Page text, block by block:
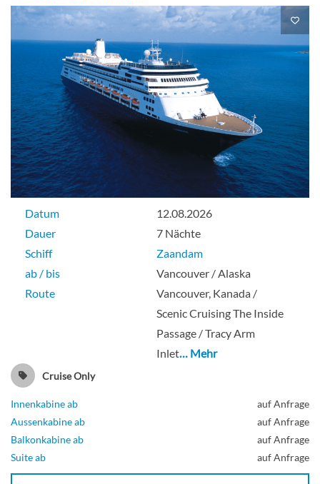
Datum
12.08.2026
Dauer
7 Nächte
Schiff
Zaandam
ab / bis
Vancouver / Alaska
Route
Vancouver, Kanada /
Scenic Cruising The Inside
Passage / Tracy Arm
Inlet… Mehr
Cruise Only
Innenkabine ab
auf Anfrage
Aussenkabine ab
auf Anfrage
Balkonkabine ab
auf Anfrage
Suite ab
auf Anfrage